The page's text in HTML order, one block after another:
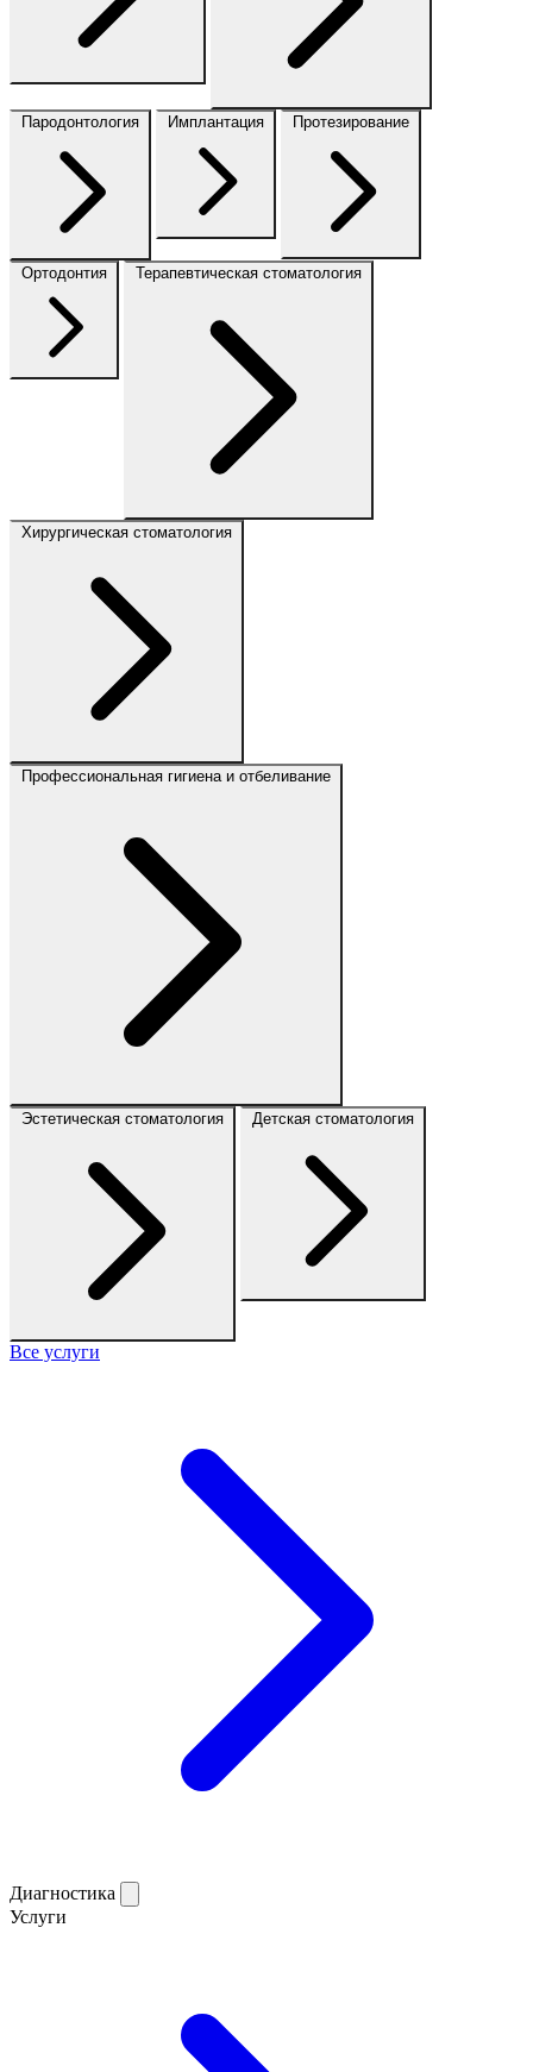
Пародонтология Имплантация Протезирование
Ортодонтия Терапевтическая стоматология
Хирургическая стоматология
Профессиональная гигиена и отбеливание
Эстетическая стоматология Детская стоматология
Все услуги
Диагностика
Услуги